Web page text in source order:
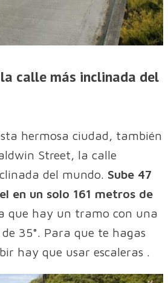
calle más inclinada del
hermosa ciudad, también
Street, la calle
del mundo. Sube 47
en un solo 161 metros de
que hay un tramo con una
35°. Para que te hagas
hay que usar escaleras .